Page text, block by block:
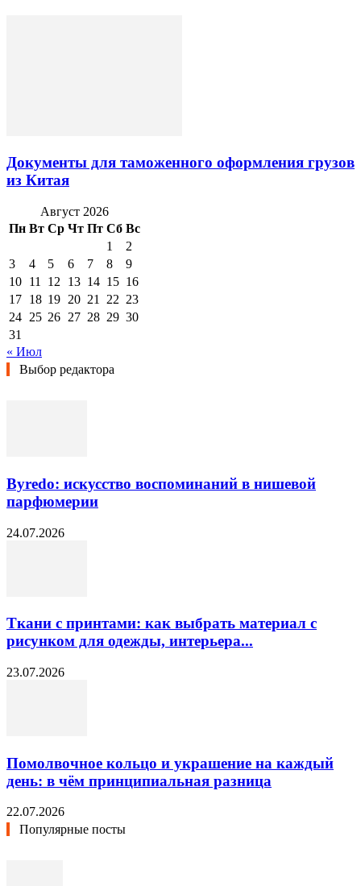
Документы для таможенного оформления грузов
из Китая
Август 2026
Пн Вт Ср Чт Пт Сб Вс
1
2
3
4 5 6 7 8
9
10 11 12 13 14 15 16
17 18 19 20 21 22 23
24 25 26 27 28 29 30
31
« Июл
Выбор редактора
Byredo: искусство воспоминаний в нишевой
парфюмерии
24.07.2026
Ткани с принтами: как выбрать материал с
рисунком для одежды, интерьера...
23.07.2026
Помолвочное кольцо и украшение на каждый
день: в чём принципиальная разница
22.07.2026
Популярные посты